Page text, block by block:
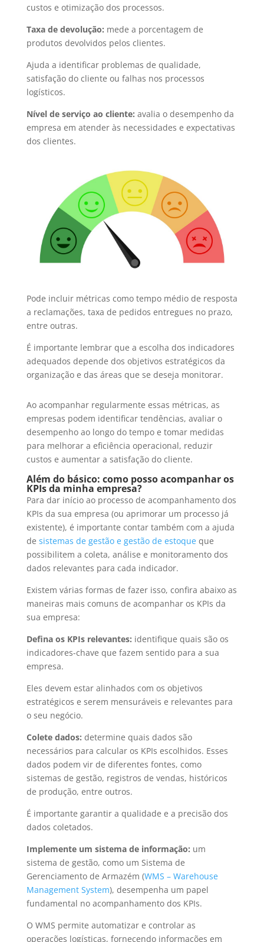
custos e otimização dos processos.
Taxa de devolução: mede a porcentagem de
produtos devolvidos pelos clientes.
Ajuda a identificar problemas de qualidade,
satisfação do cliente ou falhas nos processos
logísticos.
Nível de serviço ao cliente: avalia o desempenho da
empresa em atender às necessidades e expectativas
dos clientes.
Pode incluir métricas como tempo médio de resposta
a reclamações, taxa de pedidos entregues no prazo,
entre outras.
É importante lembrar que a escolha dos indicadores
adequados depende dos objetivos estratégicos da
organização e das áreas que se deseja monitorar.
Ao acompanhar regularmente essas métricas, as
empresas podem identificar tendências, avaliar o
desempenho ao longo do tempo e tomar medidas
para melhorar a eficiência operacional, reduzir
custos e aumentar a satisfação do cliente.
Além do básico: como posso acompanhar os
KPIs da minha empresa?
Para dar início ao processo de acompanhamento dos
KPIs da sua empresa (ou aprimorar um processo já
existente), é importante contar também com a ajuda
de sistemas de gestão e gestão de estoqueque
possibilitem a coleta, análise e monitoramento dos
dados relevantes para cada indicador.
Existem várias formas de fazer isso, confira abaixo as
maneiras mais comuns de acompanhar os KPIs da
sua empresa:
Defina os KPIs relevantes: identifique quais são os
indicadores-chave que fazem sentido para a sua
empresa.
Eles devem estar alinhados com os objetivos
estratégicos e serem mensuráveis e relevantes para
o seu negócio.
Colete dados: determine quais dados são
necessários para calcular os KPIs escolhidos. Esses
dados podem vir de diferentes fontes, como
sistemas de gestão, registros de vendas, históricos
de produção, entre outros.
É importante garantir a qualidade e a precisão dos
dados coletados.
Implemente um sistema de informação: um
sistema de gestão, como um Sistema de
Gerenciamento de Armazém (WMS – Warehouse
Management System), desempenha um papel
fundamental no acompanhamento dos KPIs.
O WMS permite automatizar e controlar as
operações logísticas, fornecendo informações em